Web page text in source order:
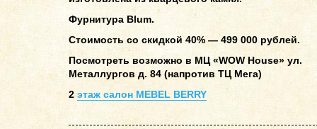
Фурнитура Blum.
Стоимость со скидкой 40% — 499 000 рублей.
Посмотреть возможно в МЦ «WOW House» ул.
Металлургов д. 84 (напротив ТЦ Мега)
2 этаж салон MEBEL BERRY